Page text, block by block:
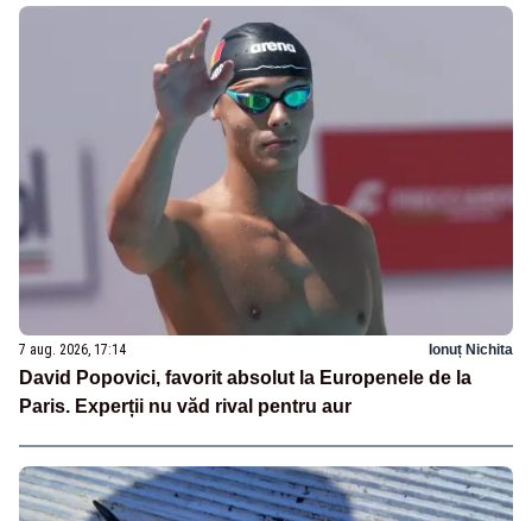
7 aug. 2026, 17:14 Ionuț Nichita
David Popovici, favorit absolut la Europenele de la
Paris. Experții nu văd rival pentru aur